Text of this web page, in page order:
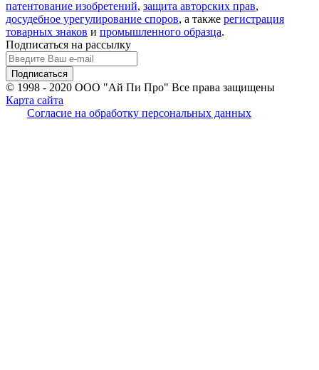
патентование изобретений, защита авторских прав,
досудебное урегулирование споров, а также регистрация
товарных знаков и промышленного образца.
Подписаться на рассылку
© 1998 - 2020 ООО "Ай Пи Про" Все права защищены
Карта сайта
Согласие на обработку персональных данных